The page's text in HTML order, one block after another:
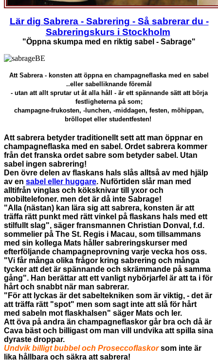
Lär dig Sabrera - Sabrering - Så sabrerar du -
Sabreringskurs i Stockholm
"Öppna skumpa med en riktig sabel - Sabrage"
Att Sabrera - konsten att öppna en champagneflaska med en sabel
..eller sabelliknande föremål
- utan att allt sprutar ut åt alla håll - är ett spännande sätt att börja
festligheterna på som;
champagne-frukosten, -lunchen, -middagen, festen, möhippan,
bröllopet eller studentfesten!
Att sabrera betyder traditionellt sett att man öppnar en
champagneflaska med en sabel. Ordet sabrera kommer
från det franska ordet sabre som betyder sabel. Utan
sabel ingen sabrering!
Den övre delen av flaskans hals slås alltså av med hjälp
av en sabel eller huggare. Nuförtiden slår man med
alltifrån vinglas och köksknivar till yxor och
mobiltelefoner. men det är då inte Sabrage!
"Alla (nästan) kan lära sig att sabrera, konsten är att
träffa rätt punkt med rätt vinkel på flaskans hals med ett
stilfullt slag", säger fransmannen Christian Donval, f.d.
sommelier på The St. Regis i Macau, som tillsammans
med sin kollega Mats håller sabreringskurser med
efterföljande champagneprovning varje vecka hos oss.
"Vi får många olika frågor kring sabrering och många
tycker att det är spännande och skrämmande på samma
gång". Han berättar att ett vanligt nybörjarfel är att ta i för
hårt och snabbt när man sabrerar.
"För att lyckas är det sabeltekniken som är viktig, - det är
att träffa rätt "spot" men som sagt inte att slå för hårt
med sabeln mot flaskhalsen" säger Mats och ler.
Att öva på andra än champagneflaskor går bra och då är
Cava bäst och billigast om man vill undvika att spilla sina
dyraste droppar.
Undvik billigt bubbel och Proseccoflaskorsom inte är
lika hållbara och säkra att sabrera!